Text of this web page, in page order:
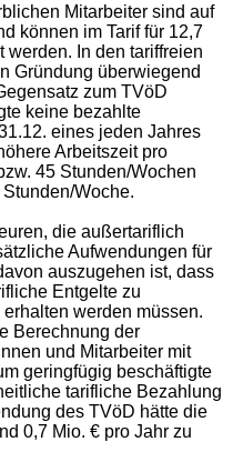
Mitarbeiter sind auf
können im Tarif für 12,7
werden. In den tariffreien
Gründung überwiegend
zum TVöD
keine bezahlte
eines jeden Jahres
Arbeitszeit pro
45 Stunden/Wochen
Woche.
die außertariflich
Aufwendungen für
auszugehen ist, dass
Entgelte zu
werden müssen.
Berechnung der
und Mitarbeiter mit
geringfügig beschäftigte
tarifliche Bezahlung
des TVöD hätte die
0,7 Mio. € pro Jahr zu